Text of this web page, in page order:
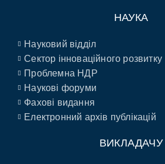
НАУКА
Науковий відділ
Сектор інноваційного розвитку
Проблемна НДР
Наукові форуми
Фахові видання
Електронний архів публікацій
ВИКЛАДАЧУ